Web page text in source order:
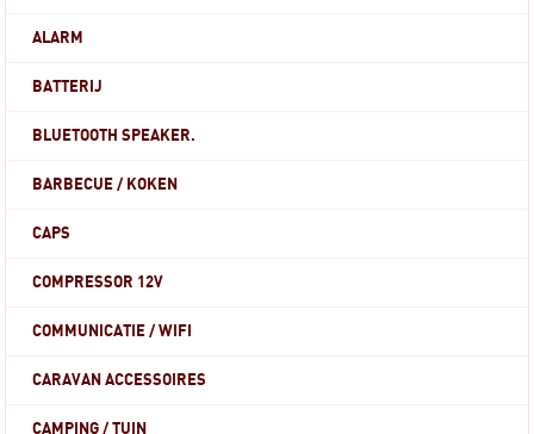
ALARM
BATTERIJ
BLUETOOTH SPEAKER.
BARBECUE / KOKEN
CAPS
COMPRESSOR 12V
COMMUNICATIE / WIFI
CARAVAN ACCESSOIRES
CAMPING / TUIN